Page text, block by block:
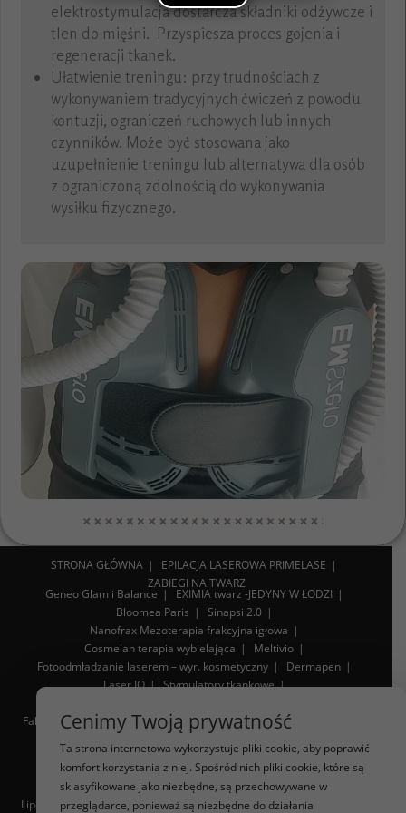
elektrostymulacja dostarcza składniki odżywcze i
tlen do mięśni. Przyspiesza proces gojenia i
regeneracji tkanek.
Ułatwienie treningu: przy trudnościach z
wykonywaniem tradycyjnych ćwiczeń z powodu
kontuzji, ograniczeń ruchowych lub innych
czynników. Może być stosowana jako
uzupełnienie treningu lub alternatywa dla osób
z ograniczoną zdolnością do wykonywania
wysiłku fizycznego.
STRONA GŁÓWNA
EPILACJA LASEROWA PRIMELASE
ZABIEGI NA TWARZ
Geneo Glam i Balance
EXIMIA twarz -JEDYNY W ŁODZI
Bloomea Paris
Sinapsi 2.0
Nanofrax Mezoterapia frakcyjna igłowa
Cosmelan terapia wybielająca
Meltivio
Fotoodmładzanie laserem – wyr. kosmetyczny
Dermapen
Laser IQ
Stymulatory tkankowe
Fala uderzeniowa STORZ
RF Mikroigłowa Infinite
WYSZCZUPLANIE SYLWETKI
Liposukcja
Innari sylwetka, zmniejszenie cellulitu
Lipoliza iniekcyjna
Sauna karbonowa Fala uderzeniowa Storz
Cenimy Twoją prywatność
Ta strona internetowa wykorzystuje pliki cookie, aby poprawić
komfort korzystania z niej. Spośród nich pliki cookie, które są
sklasyfikowane jako niezbędne, są przechowywane w
przeglądarce, ponieważ są niezbędne do działania